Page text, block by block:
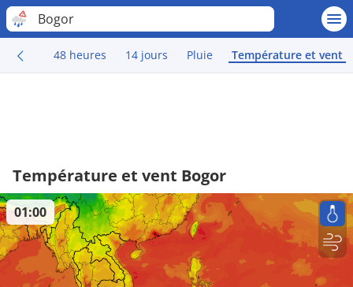
Bogor
48 heures 14 jours Pluie Température et vent
Température et vent Bogor
01:00